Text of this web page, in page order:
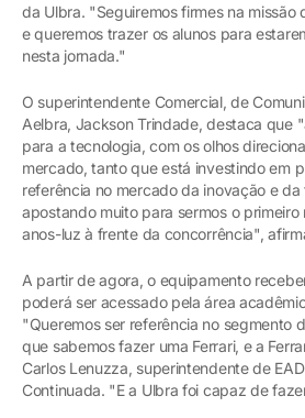
da Ulbra. "Seguiremos firmes na missão
e queremos trazer os alunos para
nesta jornada."
O superintendente Comercial, de
Aelbra, Jackson Trindade, destaca que
para a tecnologia, com os olhos
mercado, tanto que está investindo em
referência no mercado da inovação e da
apostando muito para sermos o
anos-luz à frente da concorrência",
A partir de agora, o equipamento
poderá ser acessado pela área
"Queremos ser referência no segmento
que sabemos fazer uma Ferrari, e a
Carlos Lenuzza, superintendente de
Continuada. "E a Ulbra foi capaz de